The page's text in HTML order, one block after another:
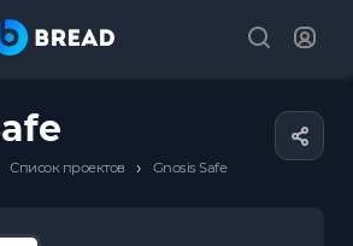
Список проектов › Gnosis Safe